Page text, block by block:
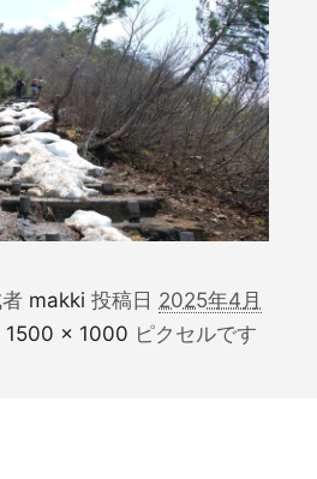
makki 投稿日 2025年4月
1500 × 1000 ピクセルです